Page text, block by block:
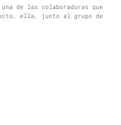
de las colaboradoras que
ella, junto al grupo de